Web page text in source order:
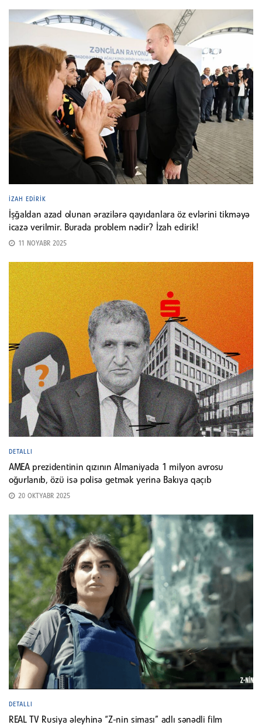
İZAH EDIRIK
İşğaldan azad olunan ərazilərə qayıdanlara öz evlərini tikməyə
icazə verilmir. Burada problem nədir? İzah edirik!
11 NOYABR 2025
DETALLI
AMEA prezidentinin qızının Almaniyada 1 milyon avrosu
oğurlanıb, özü isə polisə getmək yerinə Bakıya qaçıb
20 OKTYABR 2025
DETALLI
REAL TV Rusiya əleyhinə “Z-nin siması” adlı sənədli film